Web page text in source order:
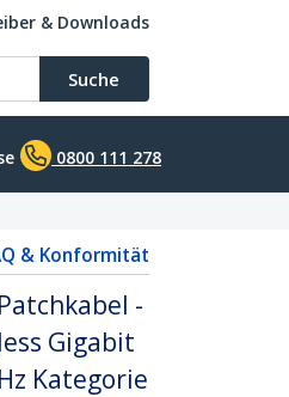
& Downloads
Suche
0800 111 278
& Konformität
-
Gigabit
Kategorie